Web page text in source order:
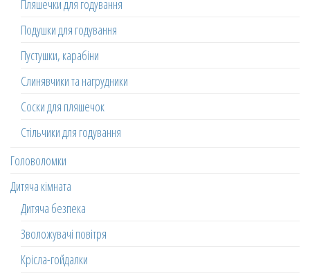
Пляшечки для годування
Подушки для годування
Пустушки, карабіни
Слинявчики та нагрудники
Соски для пляшечок
Стільчики для годування
Головоломки
Дитяча кімната
Дитяча безпека
Зволожувачі повітря
Крісла-гойдалки